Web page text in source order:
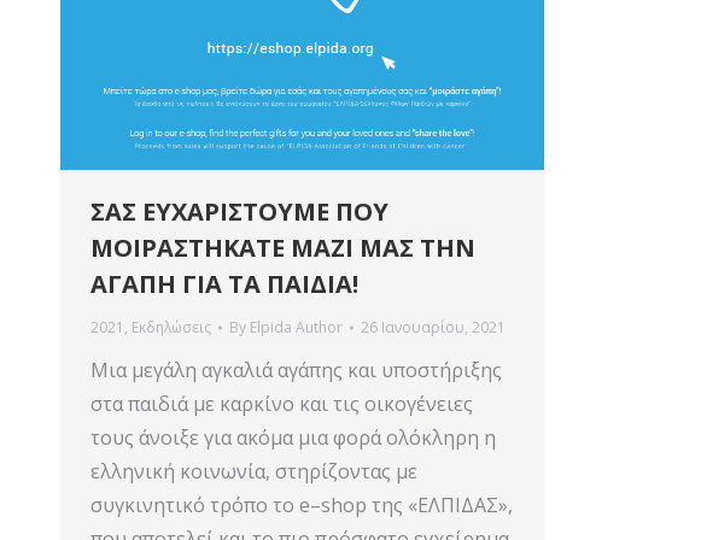
ΣΑΣ ΕΥΧΑΡΙΣΤΟΥΜΕ ΠΟΥ
ΜΟΙΡΑΣΤΗΚΑΤΕ ΜΑΖΙ ΜΑΣ ΤΗΝ
ΑΓΑΠΗ ΓΙΑ ΤΑ ΠΑΙΔΙΑ!
2021 , Εκδηλώσεις By Elpida Author 26 Ιανουαρίου, 2021
Μια μεγάλη αγκαλιά αγάπης και υποστήριξης
στα παιδιά με καρκίνο και τις οικογένειες
τους άνοιξε για ακόμα μια φορά ολόκληρη η
ελληνική κοινωνία, στηρίζοντας με
συγκινητικό τρόπο το e–shop της «ΕΛΠΙΔΑΣ»,